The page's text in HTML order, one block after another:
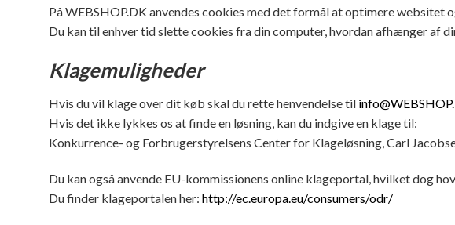
På WEBSHOP.DK anvendes cookies med det formål at optimere
Du kan til enhver tid slette cookies fra din computer, hvordan afhænger af
Klagemuligheder
Hvis du vil klage over dit køb skal du rette henvendelse til
Hvis det ikke lykkes os at finde en løsning, kan du indgive en klage til:
Konkurrence- og Forbrugerstyrelsens Center for Klageløsning, Carl
Du kan også anvende EU-kommissionens online klageportal, hvilket dog
Du finder klageportalen her: http://ec.europa.eu/consumers/odr/